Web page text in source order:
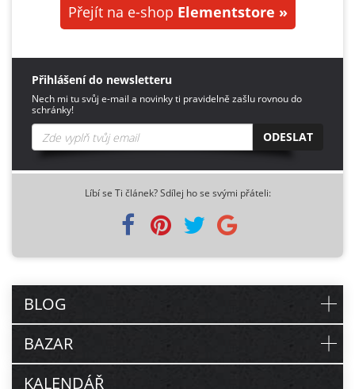
Přejít na e-shop Elementstore »
Přihlášení do newsletteru
Nech mi tu svůj e-mail a novinky ti pravidelně zašlu rovnou do
schránky!
ODESLAT
Líbí se Ti článek? Sdílej ho se svými přáteli:
BLOG
BAZAR
KALENDÁŘ